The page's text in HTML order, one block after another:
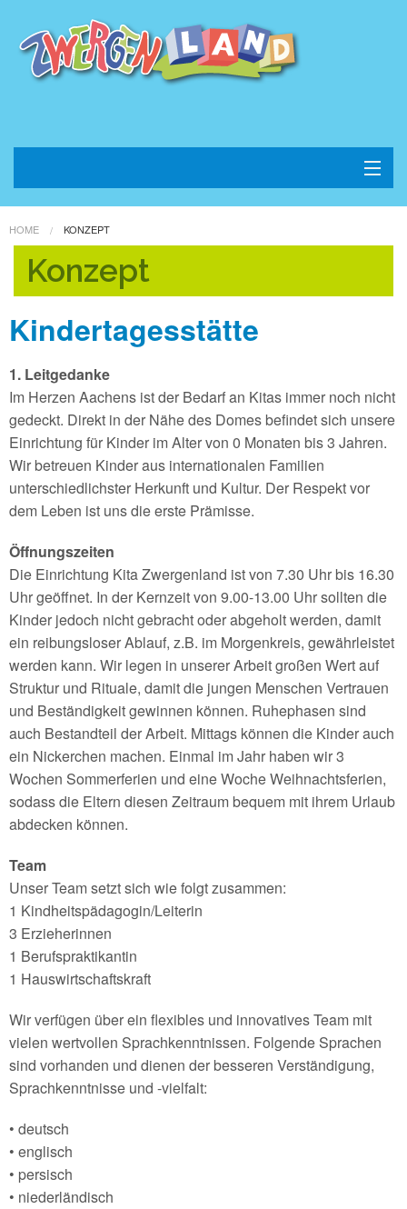
Home
Kontakt
Impressum
Datenschutz
HOME KONZEPT
Konzept
Kindertagesstätte
1. Leitgedanke
Im Herzen Aachens ist der Bedarf an Kitas immer noch nicht
gedeckt. Direkt in der Nähe des Domes befindet sich unsere
Einrichtung für Kinder im Alter von 0 Monaten bis 3 Jahren.
Wir betreuen Kinder aus internationalen Familien
unterschiedlichster Herkunft und Kultur. Der Respekt vor
dem Leben ist uns die erste Prämisse.
Öffnungszeiten
Die Einrichtung Kita Zwergenland ist von 7.30 Uhr bis 16.30
Uhr geöffnet. In der Kernzeit von 9.00-13.00 Uhr sollten die
Kinder jedoch nicht gebracht oder abgeholt werden, damit
ein reibungsloser Ablauf, z.B. im Morgenkreis, gewährleistet
werden kann. Wir legen in unserer Arbeit großen Wert auf
Struktur und Rituale, damit die jungen Menschen Vertrauen
und Beständigkeit gewinnen können. Ruhephasen sind
auch Bestandteil der Arbeit. Mittags können die Kinder auch
ein Nickerchen machen. Einmal im Jahr haben wir 3
Wochen Sommerferien und eine Woche Weihnachtsferien,
sodass die Eltern diesen Zeitraum bequem mit ihrem Urlaub
abdecken können.
Team
Unser Team setzt sich wie folgt zusammen:
1 Kindheitspädagogin/Leiterin
3 Erzieherinnen
1 Berufspraktikantin
1 Hauswirtschaftskraft
Wir verfügen über ein flexibles und innovatives Team mit
vielen wertvollen Sprachkenntnissen. Folgende Sprachen
sind vorhanden und dienen der besseren Verständigung,
Sprachkenntnisse und -vielfalt:
• deutsch
• englisch
• persisch
• niederländisch